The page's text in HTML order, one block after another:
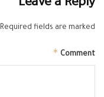
Leave a Reply
Required fields are marked
Comment
*